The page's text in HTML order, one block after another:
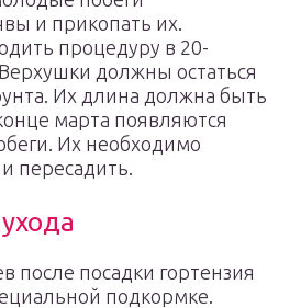
и прикопать их.
процедуру в 20-
должны остаться
Их длина должна быть
марта появляются
Их необходимо
пересадить.
после посадки гортензия
подкормке.